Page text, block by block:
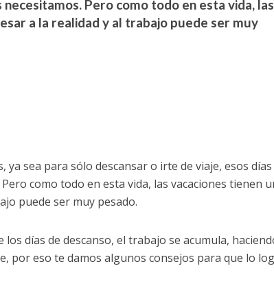
Pero como todo en esta vida, las
a la realidad y al trabajo puede ser muy
sea para sólo descansar o irte de viaje, esos días
como todo en esta vida, las vacaciones tienen
puede ser muy pesado.
días de descanso, el trabajo se acumula,
por eso te damos algunos consejos para que lo